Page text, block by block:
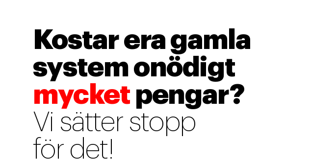
Kostar era gamla
system onödigt
mycket pengar?
Vi sätter stopp
för det!